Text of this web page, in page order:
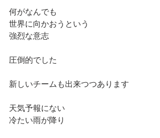
何がなんでも
世界に向かおうという
強烈な意志
圧倒的でした
新しいチームも出来つつあります
天気予報にない
冷たい雨が降り